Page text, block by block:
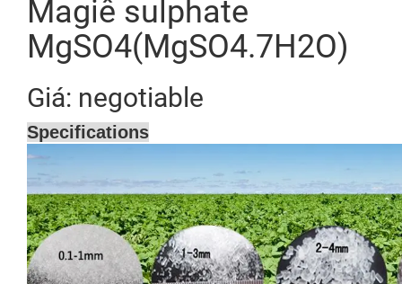
Magiê sulphate
MgSO4(MgSO4.7H2O)
Giá: negotiable
Specifications